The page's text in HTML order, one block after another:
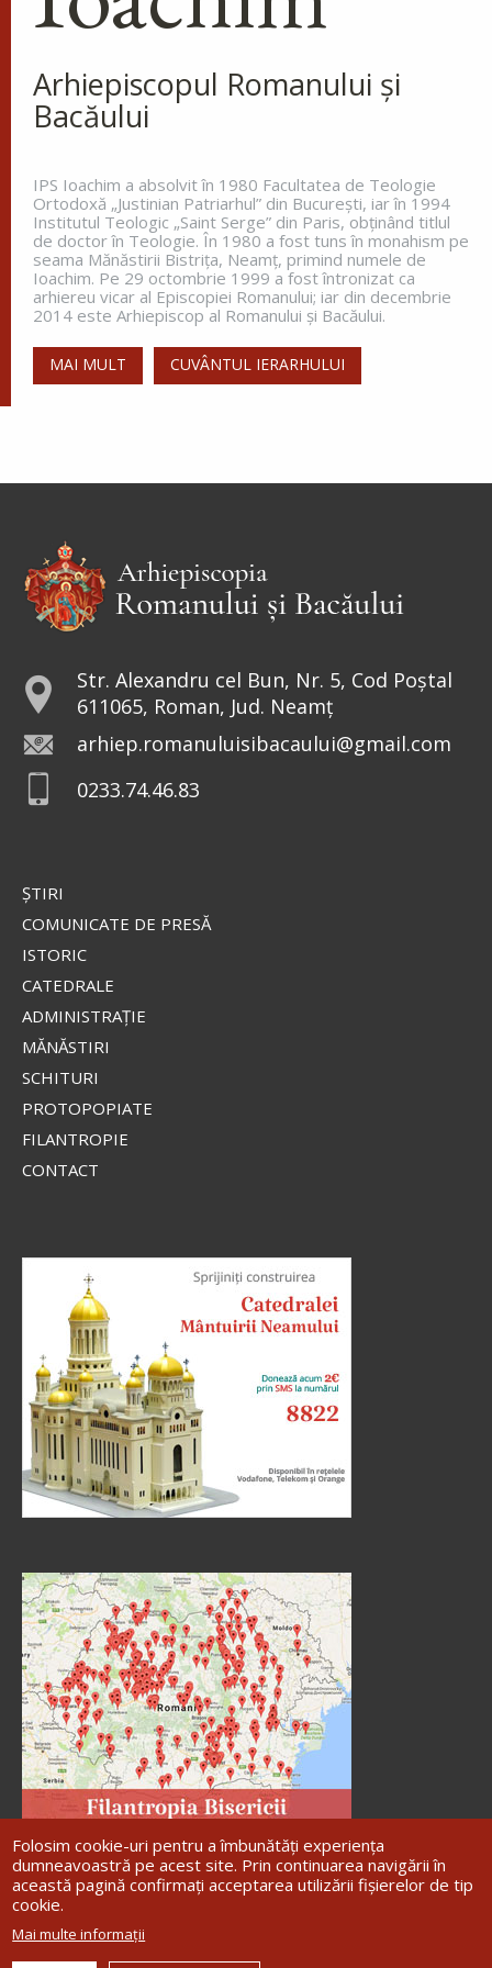
Arhiepiscopul Romanului și
Bacăului
IPS Ioachim a absolvit în 1980 Facultatea de Teologie
Ortodoxă „Justinian Patriarhul” din Bucureşti, iar în 1994
Institutul Teologic „Saint Serge” din Paris, obţinând titlul
de doctor în Teologie. În 1980 a fost tuns în monahism pe
seama Mănăstirii Bistriţa, Neamţ, primind numele de
Ioachim. Pe 29 octombrie 1999 a fost întronizat ca
arhiereu vicar al Episcopiei Romanului; iar din decembrie
2014 este Arhiepiscop al Romanului și Bacăului.
MAI MULT CUVÂNTUL IERARHULUI
Str. Alexandru cel Bun, Nr. 5, Cod Poștal
611065, Roman, Jud. Neamț
arhiep.romanuluisibacaului@gmail.com
0233.74.46.83
ŞTIRI
COMUNICATE DE PRESĂ
ISTORIC
CATEDRALE
ADMINISTRAŢIE
MĂNĂSTIRI
SCHITURI
PROTOPOPIATE
FILANTROPIE
CONTACT
Arhiepiscopia Iașilor | ©
Folosim cookie-uri pentru a îmbunătăți experiența
dumneavoastră pe acest site. Prin continuarea navigării în
această pagină confirmați acceptarea utilizării fișierelor de tip
cookie.
Mai multe informații